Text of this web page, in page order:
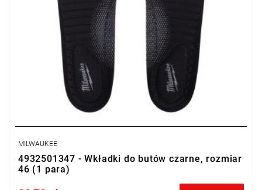
MILWAUKEE
4932501347 - Wkładki do butów czarne, rozmiar
46 (1 para)